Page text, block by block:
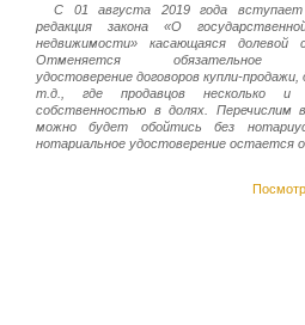
С 01 августа 2019 года
редакция закона «О
недвижимости» касающаяся долевой
Отменяется обязательное
удостоверение договоров купли-
т.д., где продавцов несколько и
собственностью в долях. Перечислим
можно будет обойтись без
нотариальное удостоверение остается